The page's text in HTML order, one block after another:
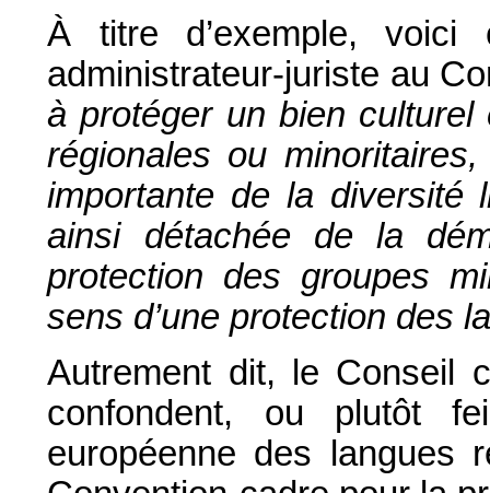
À titre d’exemple, voici
administrateur-juriste au
à protéger un bien culturel
régionales ou
importante de la diversité
ainsi détachée de la
protection des groupes
sens d’une protection des
Autrement dit, le Conseil
confondent, ou plutôt
européenne des langues